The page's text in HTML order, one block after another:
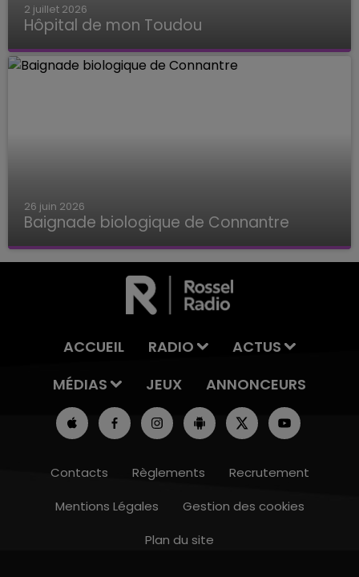
7h00 - 12h00
2 juillet 2026
Hôpital de mon Toudou
Hôpital de mon Toudou
26 juin 2026
Baignade biologique de Connantre
Baignade biologique de Connantre
ACCUEIL RADIO
ACTUS
MÉDIAS
JEUX ANNONCEURS
Contacts Règlements
Recrutement
Mentions Légales
Gestion des cookies
Plan du site